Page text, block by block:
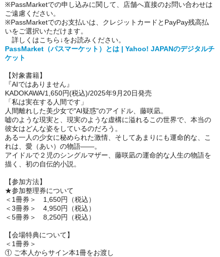
※PassMarketでの申し込みに関して、店舗へ直接のお問い合わせは
ご遠慮ください。
※PassMarketでのお支払いは、クレジットカードとPayPay残高払
いをご選択いただけます。
詳しくはこちら↓をお読みください。
PassMarket（パスマーケット）とは | Yahoo! JAPANのデジタルチ
ケット
【対象書籍】
『AIではありません』
KADOKAWA/1,650円(税込)/2025年9月20日発売
「私は実在する人間です」
人間離れした美少女で"AI疑惑"のアイドル、藤咲凪。
嘘のような現実と、現実のような虚構に溢れるこの世界で、本当の
彼女はどんな姿をしているのだろう。
ある一人の少女に秘められた激情、そしてあまりにも運命的な、こ
れは、愛（あい）の物語――。
アイドルで２児のシングルマザー、藤咲凪の運命的な人生の物語を
描く、初の自伝的小説。
【参加方法】
★参加整理券について
＜1冊券＞ 1,650円（税込）
＜3冊券＞ 4,950円（税込）
＜5冊券＞ 8,250円（税込）
【会場特典について】
＜1冊券＞
① ご本人からサイン本1冊をお渡し